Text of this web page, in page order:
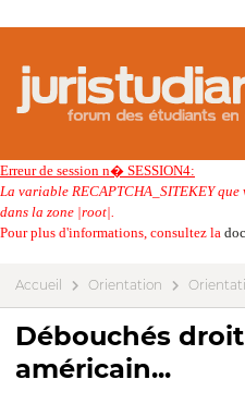
Erreur de session n� SESSION4:
La variable RECAPTCHA_SITEKEY
dans la zone |root|.
Pour plus d'informations, consultez la
Accueil Orientation
Débouchés
américain...